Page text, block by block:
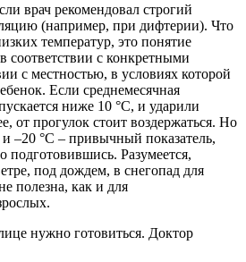
врач рекомендовал строгий
(например, при дифтерии). Что
температур, это понятие
соответствии с конкретными
с местностью, в условиях которой
Если среднемесячная
ниже 10 °C, и ударили
от прогулок стоит воздержаться. Но
–20 °C – привычный показатель,
подготовившись. Разумеется,
под дождем, в снегопад для
полезна, как и для
нужно готовиться. Доктор